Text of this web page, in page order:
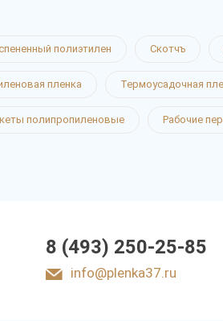
полиэтилен Скотчъ
пленка Термоусадочная
полипропиленовые Рабочие
8 (493) 250-25-85
info@plenka37.ru